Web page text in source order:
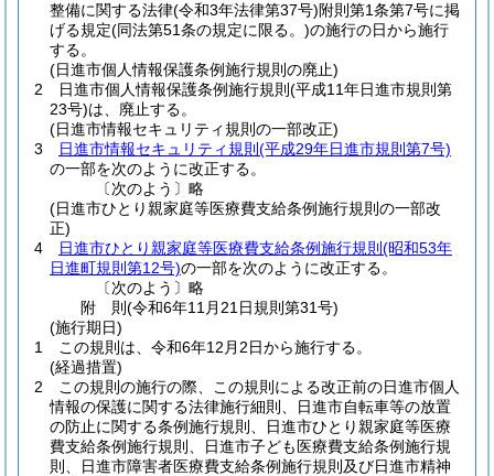
整備に関する法律(令和3年法律第37号)附則第1条第7号に掲
げる規定(同法第51条の規定に限る。)の施行の日から施行
する。
(日進市個人情報保護条例施行規則の廃止)
2
日進市個人情報保護条例施行規則 (平成11年日進市規則第
23号)は、廃止する。
(日進市情報セキュリティ規則の一部改正)
3
日進市情報セキュリティ規則 (平成29年日進市規則第7号)
の一部を次のように改正する。
〔次のよう〕略
(日進市ひとり親家庭等医療費支給条例施行規則の一部改
正)
4
日進市ひとり親家庭等医療費支給条例施行規則 (昭和53年
日進町規則第12号)の一部を次のように改正する。
〔次のよう〕略
附 則(令和6年11月21日規則第31号)
(施行期日)
1
この規則は、令和6年12月2日から施行する。
(経過措置)
2
この規則の施行の際、この規則による改正前の日進市個人
情報の保護に関する法律施行細則、日進市自転車等の放置
の防止に関する条例施行規則、日進市ひとり親家庭等医療
費支給条例施行規則、日進市子ども医療費支給条例施行規
則、日進市障害者医療費支給条例施行規則及び日進市精神